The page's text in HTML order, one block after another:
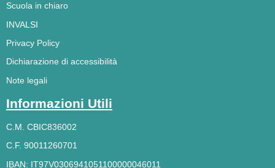
Scuola in chiaro
INVALSI
Privacy Policy
Dichiarazione di accessibilità
Note legali
Informazioni Utili
C.M. CBIC836002
C.F. 90011260701
IBAN: IT97V0306941051100000046011